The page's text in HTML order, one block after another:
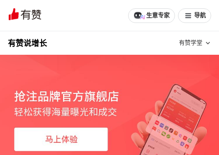
生意专家 导航
有赞学堂
有赞说增长
私域日历 增长方法
有赞说案例拆解 有赞专家说
有赞成功案例 新零售最佳实践